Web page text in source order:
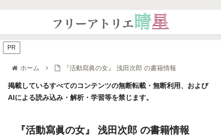
ホーム 『活動寫眞の女』 浅田次郎 の書籍情報
掲載しているすべてのコンテンツの無断転載・無断利用、および
AIによる読み込み・解析・学習等を禁じます。
『活動寫眞の女』 浅田次郎 の書籍情報
PR